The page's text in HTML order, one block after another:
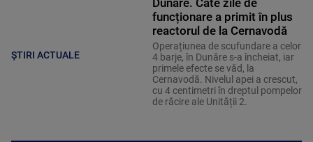
ȘTIRI ACTUALE
funcționare a primit în plus
reactorul de la Cernavodă
Operațiunea de scufundare a celor
4 barje, în Dunăre s-a încheiat, iar
primele efecte se văd, la
Cernavodă. Nivelul apei a crescut,
cu 4 centimetri în dreptul pompelor
de răcire ale Unității 2.